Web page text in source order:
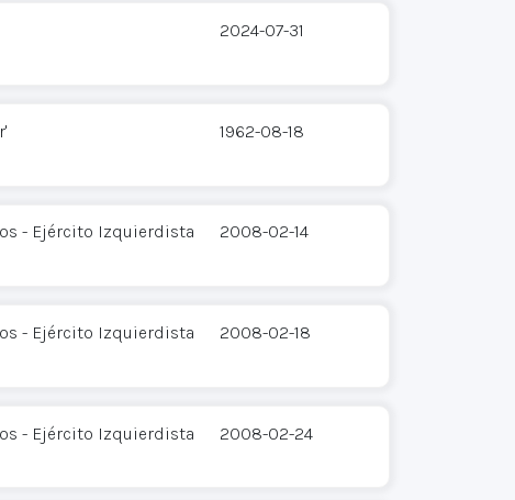
2024-07-31
1962-08-18
- Ejército Izquierdista
2008-02-14
- Ejército Izquierdista
2008-02-18
- Ejército Izquierdista
2008-02-24